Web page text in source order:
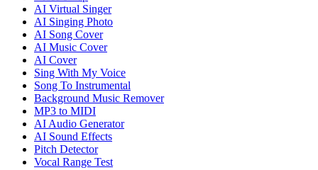
AI Virtual Singer
AI Singing Photo
AI Song Cover
AI Music Cover
AI Cover
Sing With My Voice
Song To Instrumental
Background Music Remover
MP3 to MIDI
AI Audio Generator
AI Sound Effects
Pitch Detector
Vocal Range Test